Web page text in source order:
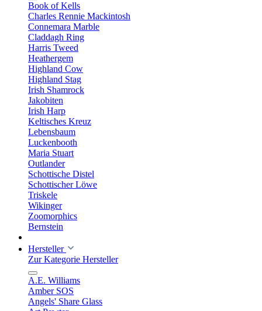
Book of Kells
Charles Rennie Mackintosh
Connemara Marble
Claddagh Ring
Harris Tweed
Heathergem
Highland Cow
Highland Stag
Irish Shamrock
Jakobiten
Irish Harp
Keltisches Kreuz
Lebensbaum
Luckenbooth
Maria Stuart
Outlander
Schottische Distel
Schottischer Löwe
Triskele
Wikinger
Zoomorphics
Bernstein
Hersteller
Zur Kategorie Hersteller
A.E. Williams
Amber SOS
Angels' Share Glass